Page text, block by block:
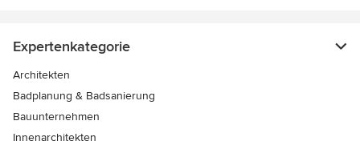
Expertenkategorie
Architekten
Badplanung & Badsanierung
Bauunternehmen
Innenarchitekten